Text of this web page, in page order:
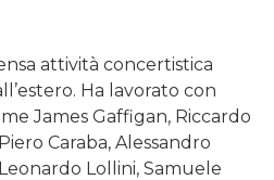
attività concertistica
Ha lavorato con
James Gaffigan, Riccardo
Caraba, Alessandro
Lollini, Samuele